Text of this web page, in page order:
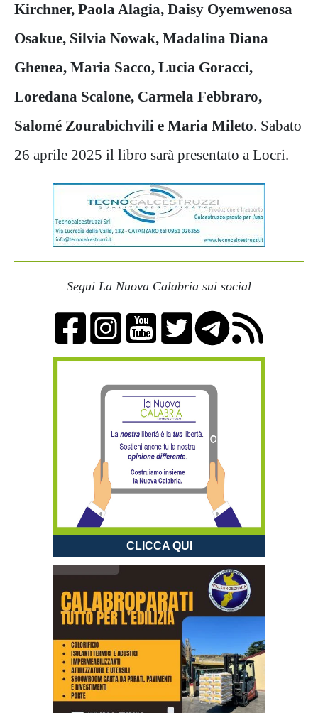
Kirchner, Paola Alagia, Daisy Oyemwenosa
Osakue, Silvia Nowak, Madalina Diana
Ghenea, Maria Sacco, Lucia Goracci,
Loredana Scalone, Carmela Febbraro,
Salomé Zourabichvili e Maria Mileto. Sabato
26 aprile 2025 il libro sarà presentato a Locri.
Segui La Nuova Calabria sui social
CLICCA QUI